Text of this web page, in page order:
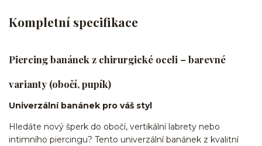
Kompletní specifikace
Piercing banánek z chirurgické oceli – barevné
varianty (obočí, pupík)
Univerzální banánek pro váš styl
Hledáte nový šperk do obočí, vertikální labrety nebo
intimního piercingu? Tento univerzální banánek z kvalitní